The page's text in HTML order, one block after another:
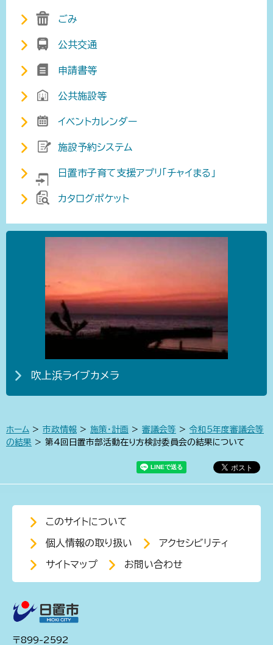
ごみ
公共交通
申請書等
公共施設等
イベントカレンダー
施設予約システム
日置市子育て支援アプリ「チャイまる」
カタログポケット
吹上浜ライブカメラ
ホーム > 市政情報 > 施策・計画 > 審議会等 > 令和5年度審議会等
の結果 > 第4回日置市部活動在り方検討委員会の結果について
このサイトについて
個人情報の取り扱い アクセシビリティ
サイトマップ お問い合わせ
〒899-2592